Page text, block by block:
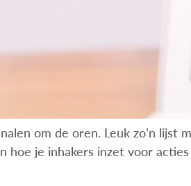
om de oren. Leuk zo’n lijst
je inhakers inzet voor